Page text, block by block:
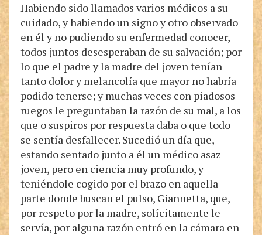
Habiendo sido llamados varios médicos a su
cuidado, y habiendo un signo y otro observado
en él y no pudiendo su enfermedad conocer,
todos juntos desesperaban de su salvación; por
lo que el padre y la madre del joven tenían
tanto dolor y melancolía que mayor no habría
podido tenerse; y muchas veces con piadosos
ruegos le preguntaban la razón de su mal, a los
que o suspiros por respuesta daba o que todo
se sentía desfallecer. Sucedió un día que,
estando sentado junto a él un médico asaz
joven, pero en ciencia muy profundo, y
teniéndole cogido por el brazo en aquella
parte donde buscan el pulso, Giannetta, que,
por respeto por la madre, solícitamente le
servía, por alguna razón entró en la cámara en